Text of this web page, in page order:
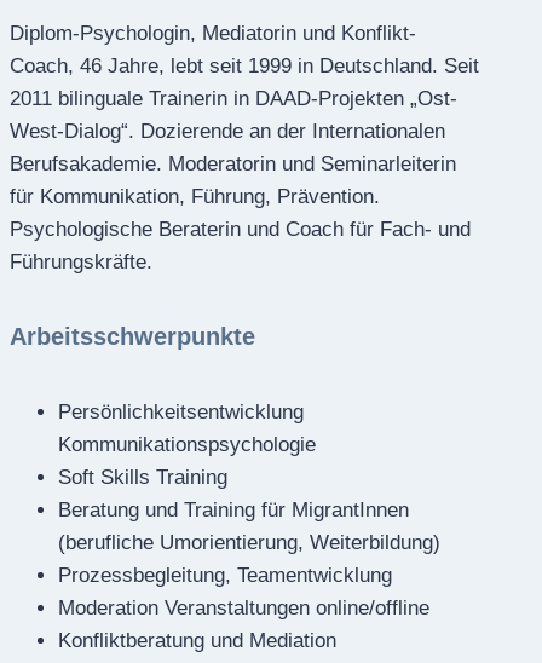
Diplom-Psychologin, Mediatorin und Konflikt-
Coach, 46 Jahre, lebt seit 1999 in Deutschland. Seit
2011 bilinguale Trainerin in DAAD-Projekten „Ost-
West-Dialog“. Dozierende an der Internationalen
Berufsakademie. Moderatorin und Seminarleiterin
für Kommunikation, Führung, Prävention.
Psychologische Beraterin und Coach für Fach- und
Führungskräfte.
Arbeitsschwerpunkte
Persönlichkeitsentwicklung
Kommunikationspsychologie
Soft Skills Training
Beratung und Training für MigrantInnen
(berufliche Umorientierung, Weiterbildung)
Prozessbegleitung, Teamentwicklung
Moderation Veranstaltungen online/offline
Konfliktberatung und Mediation